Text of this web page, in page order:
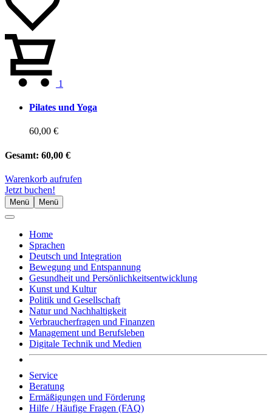
1
Pilates und Yoga
60,00 €
Gesamt: 60,00 €
Warenkorb aufrufen
Jetzt buchen!
Menü Menü
Home
Sprachen
Deutsch und Integration
Bewegung und Entspannung
Gesundheit und Persönlichkeitsentwicklung
Kunst und Kultur
Politik und Gesellschaft
Natur und Nachhaltigkeit
Verbraucherfragen und Finanzen
Management und Berufsleben
Digitale Technik und Medien
Service
Beratung
Ermäßigungen und Förderung
Hilfe / Häufige Fragen (FAQ)